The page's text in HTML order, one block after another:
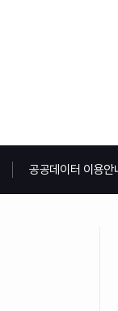
공공데이터 이용안